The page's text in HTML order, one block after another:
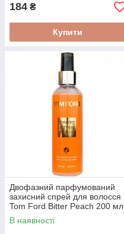
184 ₴
Купити
Двофазний парфумований
захисний спрей для волосся
Tom Ford Bitter Peach 200 мл
В наявності